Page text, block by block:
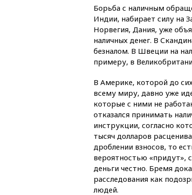
Борьба с наличным
Индии, набирает силу на
Норвегия, Дания, уже
наличных денег. В
безналом. В Швеции на
примеру, в
В Америке, которой до
всему миру, давно уже
которые с ними не
отказался принимать
инструкции, согласно
тысяч долларов
дроблении взносов, то
вероятностью «придут»,
деньги честно. Бремя
расследования как
людей.